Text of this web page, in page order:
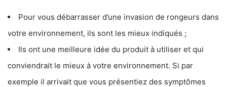
Pour vous débarrasser d’une invasion de rongeurs dans
votre environnement, ils sont les mieux indiqués ;
Ils ont une meilleure idée du produit à utiliser et qui
conviendrait le mieux à votre environnement. Si par
exemple il arrivait que vous présentiez des symptômes